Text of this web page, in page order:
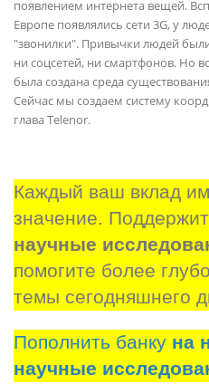
появлением интернета вещей.
Европе появлялись сети 3G, у
"звонилки". Привычки людей
ни соцсетей, ни смартфонов. Но
была создана среда
Сейчас мы создаем систему
глава Telenor.
Каждый ваш вклад
значение.
научные
помогите более
темы сегодняшнего
Пополнить банку на
научные